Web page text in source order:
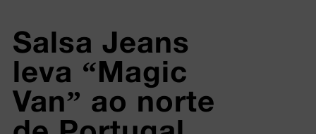
Salsa Jeans
leva “Magic
Van” ao norte